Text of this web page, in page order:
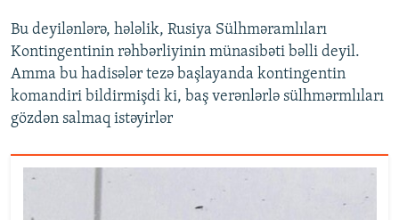
Bu deyilənlərə, hələlik, Rusiya Sülhməramlıları
Kontingentinin rəhbərliyinin münasibəti bəlli deyil.
Amma bu hadisələr tezə başlayanda kontingentin
komandiri bildirmişdi ki, baş verənlərlə sülhmərmlıları
gözdən salmaq istəyirlər